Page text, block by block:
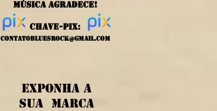
música agradece!
chave-PIX:
contatobluesrock@gmail.com
exponha a
sua marca